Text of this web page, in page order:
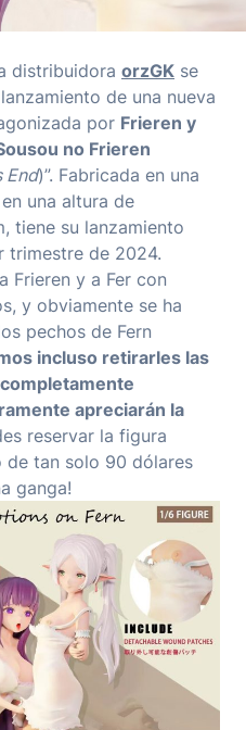
distribuidora orzGK se
de una nueva
por Frieren y
no Frieren
End)”. Fabricada en una
una altura de
tiene su lanzamiento
trimestre de 2024.
Frieren y a Fer con
y obviamente se ha
pechos de Fern
incluso retirarles las
apreciarán la
reservar la figura
tan solo 90 dólares
ganga!